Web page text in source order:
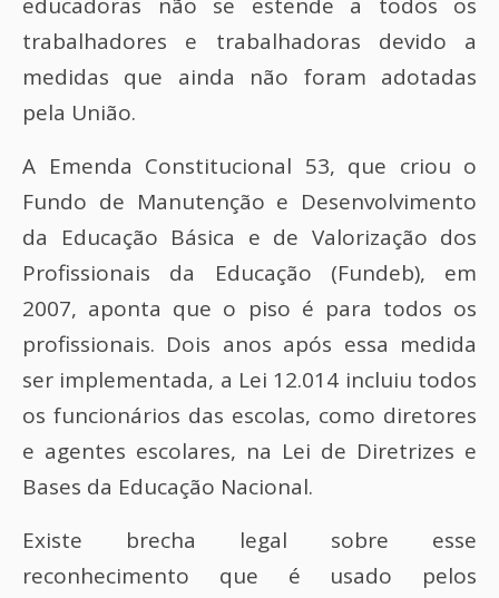
trabalhadores e trabalhadoras devido a
medidas que ainda não foram adotadas
pela União.
A Emenda Constitucional 53, que criou o
Fundo de Manutenção e Desenvolvimento
da Educação Básica e de Valorização dos
Profissionais da Educação (Fundeb), em
2007, aponta que o piso é para todos os
profissionais. Dois anos após essa medida
ser implementada, a Lei 12.014 incluiu todos
os funcionários das escolas, como diretores
e agentes escolares, na Lei de Diretrizes e
Bases da Educação Nacional.
Existe brecha legal sobre esse
reconhecimento que é usado pelos